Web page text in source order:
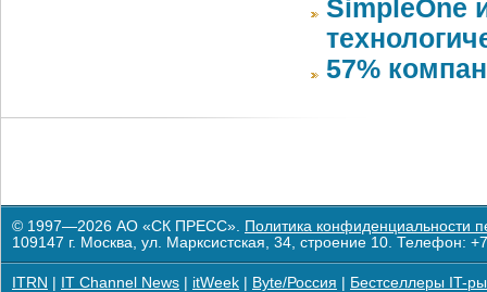
SimpleOne
57%
© 1997—2026 АО «СК ПРЕСС». Политика конфиденциальности
109147 г. Москва, ул. Марксистская, 34, строение 10. Телефон:
ITRN IT Channel News itWeek Byte/Россия Бестселлеры IT-